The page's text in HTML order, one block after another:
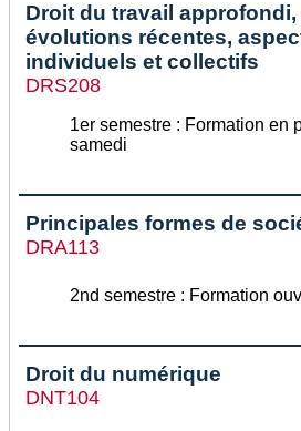
Droit du travail approfondi,
évolutions récentes,
individuels et collectifs
DRS208
1er semestre : Formation en
samedi
Principales formes de
DRA113
2nd semestre : Formation
Droit du numérique
DNT104